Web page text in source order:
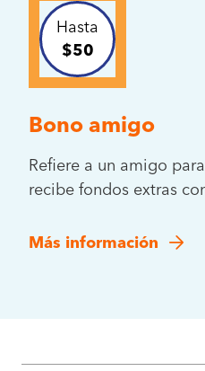
Hasta
$50
Bono amigo
Refiere a un amigo
recibe fondos extras
Más información